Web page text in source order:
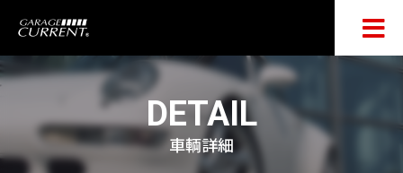
DETAIL
車輌詳細